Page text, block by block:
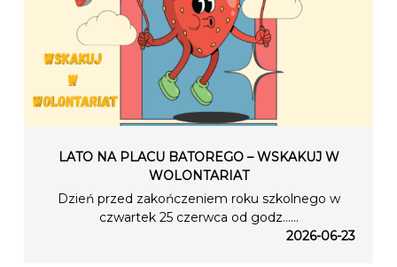
LATO NA PLACU BATOREGO – WSKAKUJ W
WOLONTARIAT
Dzień przed zakończeniem roku szkolnego w
czwartek 25 czerwca od godz…...
2026-06-23